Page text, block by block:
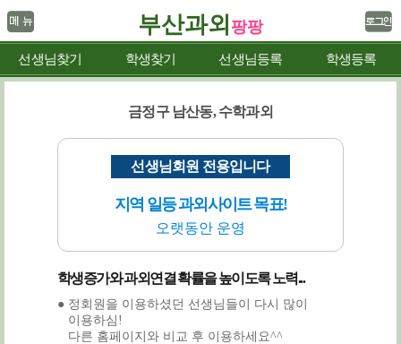
부산과외 팡팡
선생님찾기 학생찾기 선생님등록 학생등록
금정구 남산동, 수학과외
선생님회원 전용입니다
지역 일등 과외사이트 목표!
오랫동안 운영
학생증가와 과외연결 확률을 높이도록 노력...
● 정회원을 이용하셨던 선생님들이 다시 많이
이용하심!
다른 홈페이지와 비교 후 이용하세요^^